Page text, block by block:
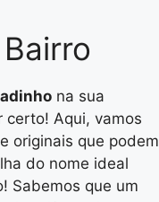
na sua
certo! Aqui, vamos
e originais que podem
do nome ideal
Sabemos que um